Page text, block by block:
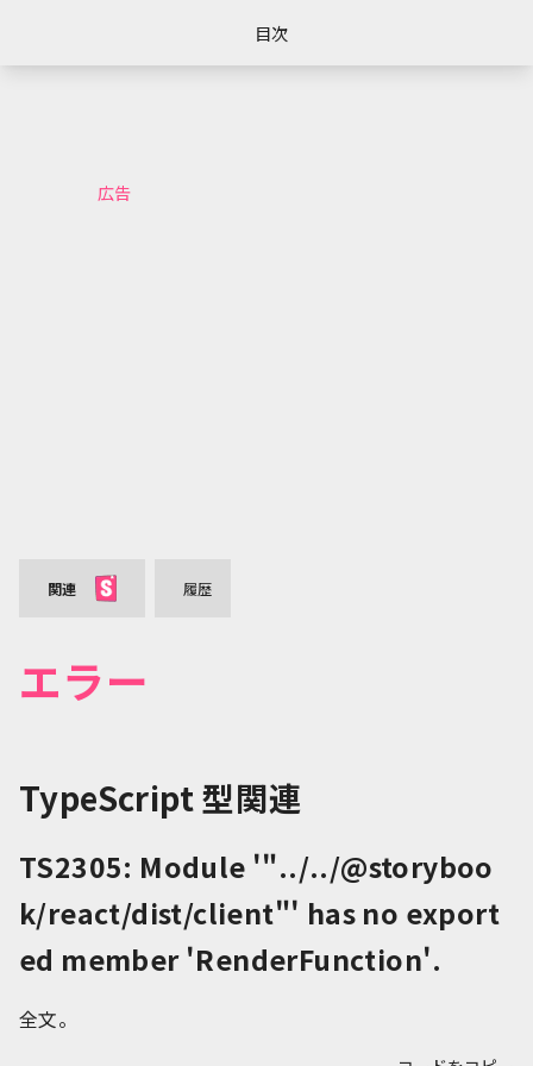
目次
広告
エラー
関連 履歴
TypeScript 型関連
TS2305: Module '"../../@storyboo
k/react/dist/client"' has no export
ed member 'RenderFunction'.
全文。